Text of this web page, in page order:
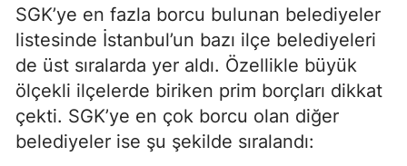
SGK’ye en fazla borcu bulunan belediyeler
listesinde İstanbul’un bazı ilçe belediyeleri
de üst sıralarda yer aldı. Özellikle büyük
ölçekli ilçelerde biriken prim borçları dikkat
çekti. SGK’ye en çok borcu olan diğer
belediyeler ise şu şekilde sıralandı: